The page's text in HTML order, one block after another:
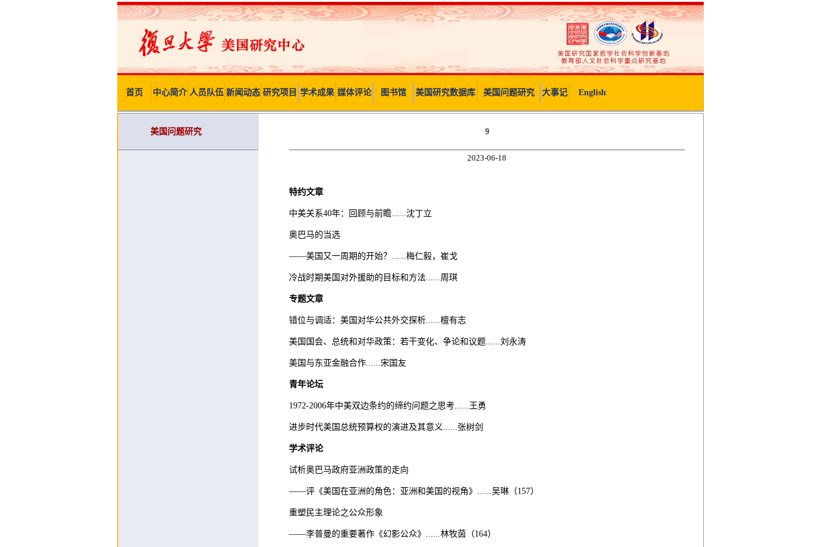
首页 中心简介 人员队伍 新闻动态 研究项目 学术成果 媒体评论 图书馆 美国研究数据库 美国问题研究 大事记 English
美国问题研究 9
2023-06-18
特约文章
中美关系40年：回顾与前瞻......沈丁立
奥巴马的当选
——美国又一周期的开始？......梅仁毅，崔戈
冷战时期美国对外援助的目标和方法......周琪
专题文章
错位与调适：美国对华公共外交探析......檀有志
美国国会、总统和对华政策：若干变化、争论和议题......刘永涛
美国与东亚金融合作......宋国友
青年论坛
1972-2006年中美双边条约的缔约问题之思考......王勇
进步时代美国总统预算权的演进及其意义......张树剑
学术评论
试析奥巴马政府亚洲政策的走向
——评《美国在亚洲的角色：亚洲和美国的视角》......吴琳（157）
重塑民主理论之公众形象
——李普曼的重要著作《幻影公众》......林牧茵（164）